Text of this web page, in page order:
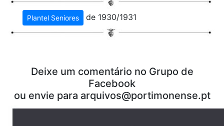
Plantel Seniores de 1930/1931
Deixe um comentário no Grupo de
Facebook
ou envie para arquivos@portimonense.pt